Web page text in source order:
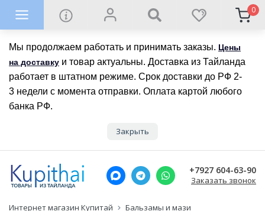
Мы продолжаем работать и принимать заказы. Цены
на доставку и товар актуальны. Доставка из Тайланда
работает в штатном режиме. Срок доставки до РФ 2-
3 недели с момента отправки. Оплата картой любого
банка РФ.
Закрыть
0
+7927 604-63-90
Заказать звонок
Интернет магазин Купитай
Бальзамы и мази